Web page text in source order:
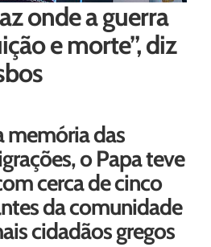
onde a guerra
e morte”, diz
memória das
o Papa teve
cerca de cinco
da comunidade
cidadãos gregos